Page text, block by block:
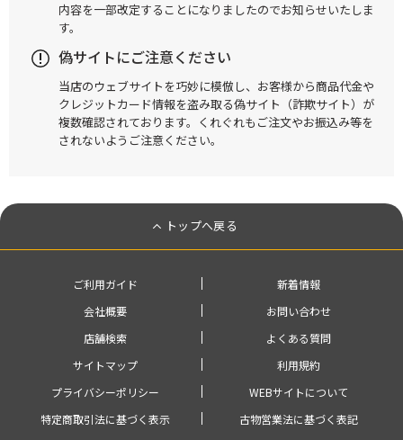
内容を一部改定することになりましたのでお知らせいたしま
す。
偽サイトにご注意ください
当店のウェブサイトを巧妙に模倣し、お客様から商品代金や
クレジットカード情報を盗み取る偽サイト（詐欺サイト）が
複数確認されております。くれぐれもご注文やお振込み等を
されないようご注意ください。
トップへ戻る
ご利用ガイド
新着情報
会社概要
お問い合わせ
店舗検索
よくある質問
サイトマップ
利用規約
プライバシーポリシー
WEBサイトについて
特定商取引法に基づく表示
古物営業法に基づく表記